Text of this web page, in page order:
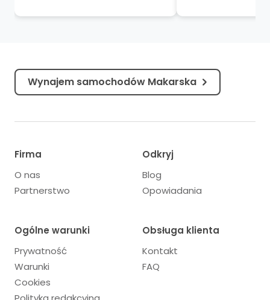
piękna wybrzeża Adriatyku...
przepięknej
Wynajem samochodów Makarska
Firma
O nas
Partnerstwo
Odkryj
Blog
Opowiadania
Ogólne warunki
Prywatność
Warunki
Cookies
Obsługa klienta
Kontakt
FAQ